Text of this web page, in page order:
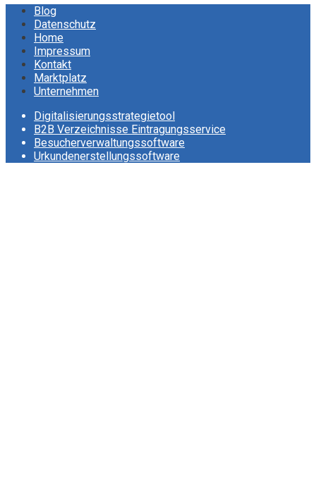
Blog
Datenschutz
Home
Impressum
Kontakt
Marktplatz
Unternehmen
Digitalisierungsstrategietool
B2B Verzeichnisse Eintragungsservice
Besucherverwaltungssoftware
Urkundenerstellungssoftware